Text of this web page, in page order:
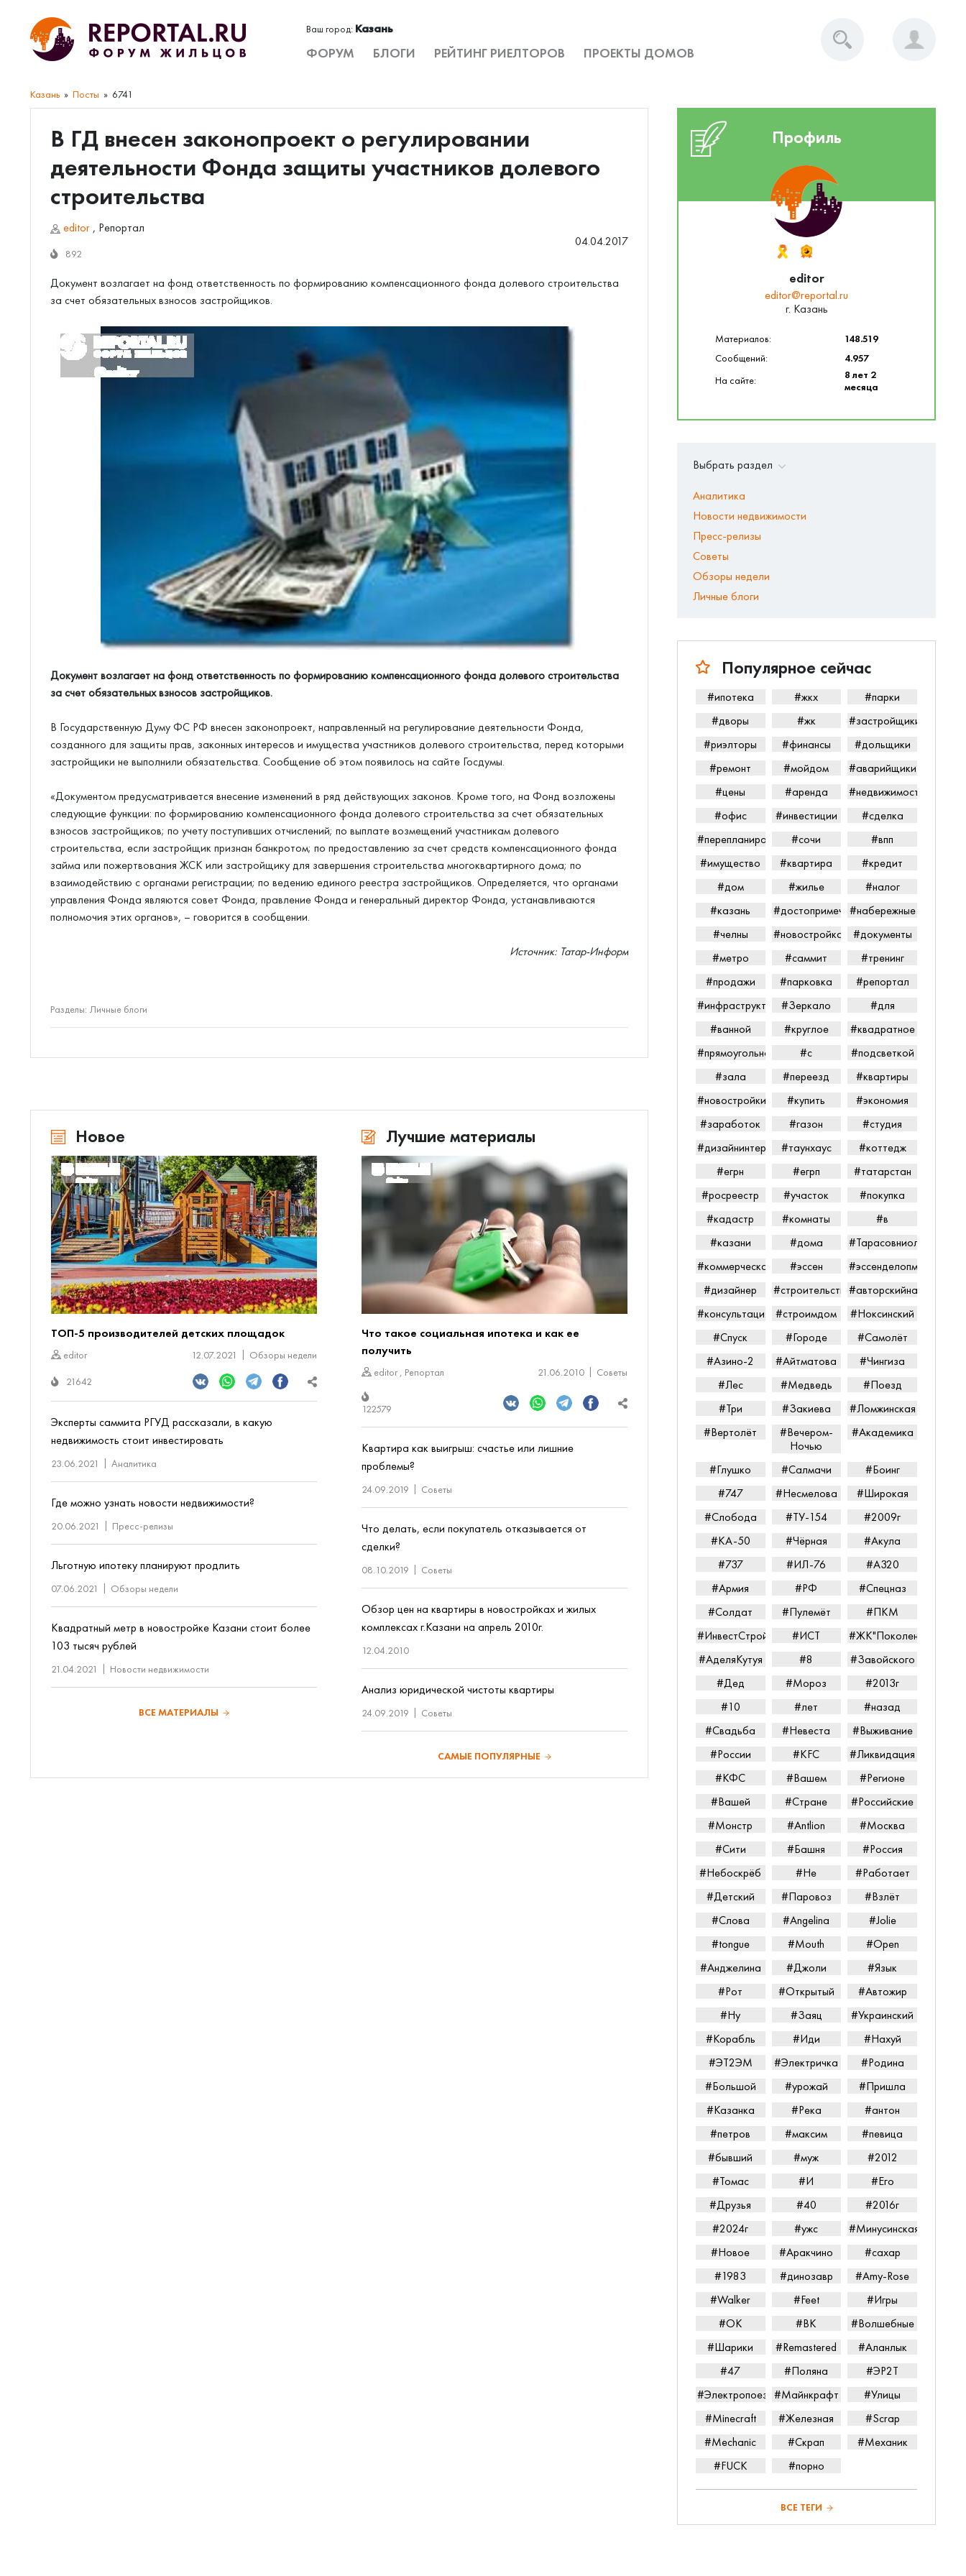
Ваш город: Казань
ФОРУМ БЛОГИ РЕЙТИНГ РИЕЛТОРОВ ПРОЕКТЫ ДОМОВ
Казань Посты 6741
В ГД внесен законопроект о регулировании
деятельности Фонда защиты участников долевого
строительства
editor , Репортал
04.04.2017
892
Документ возлагает на фонд ответственность по формированию компенсационного фонда долевого строительства
за счет обязательных взносов застройщиков.
Документ возлагает на фонд ответственность по формированию компенсационного фонда долевого строительства
за счет обязательных взносов застройщиков.
В Государственную Думу ФС РФ внесен законопроект, направленный на регулирование деятельности Фонда,
созданного для защиты прав, законных интересов и имущества участников долевого строительства, перед которыми
застройщики не выполнили обязательства. Сообщение об этом появилось на сайте Госдумы.
«Документом предусматривается внесение изменений в ряд действующих законов. Кроме того, на Фонд возложены
следующие функции: по формированию компенсационного фонда долевого строительства за счет обязательных
взносов застройщиков; по учету поступивших отчислений; по выплате возмещений участникам долевого
строительства, если застройщик признан банкротом; по предоставлению за счет средств компенсационного фонда
займа или пожертвования ЖСК или застройщику для завершения строительства многоквартирного дома; по
взаимодействию с органами регистрации; по ведению единого реестра застройщиков. Определяется, что органами
управления Фонда являются совет Фонда, правление Фонда и генеральный директор Фонда, устанавливаются
полномочия этих органов», – говорится в сообщении.
Источник: Татар-Информ
Разделы: Личные блоги
Новое
ТОП-5 производителей детских площадок
editor 12.07.2021 Обзоры недели
21642
Эксперты саммита РГУД рассказали, в какую
недвижимость стоит инвестировать
23.06.2021 Аналитика
Где можно узнать новости недвижимости?
20.06.2021 Пресс-релизы
Льготную ипотеку планируют продлить
07.06.2021 Обзоры недели
Квадратный метр в новостройке Казани стоит более
103 тысяч рублей
21.04.2021 Новости недвижимости
ВСЕ МАТЕРИАЛЫ
Лучшие материалы
Что такое социальная ипотека и как ее
получить
editor , Репортал 21.06.2010 Советы
122579
Квартира как выигрыш: счастье или лишние
проблемы?
24.09.2019 Советы
Что делать, если покупатель отказывается от
сделки?
08.10.2019 Советы
Обзор цен на квартиры в новостройках и жилых
комплексах г.Казани на апрель 2010г.
12.04.2010
Анализ юридической чистоты квартиры
24.09.2019 Советы
САМЫЕ ПОПУЛЯРНЫЕ
Профиль
editor
editor@reportal.ru
г. Казань
Материалов:
148.519
Сообщений:
4.957
На сайте:
8 лет 2
месяца
Выбрать раздел
Аналитика
Новости недвижимости
Пресс-релизы
Советы
Обзоры недели
Личные блоги
Популярное сейчас
#ипотека #жкх
#парки
#дворы
#жк
#застройщики
#риэлторы
#финансы
#дольщики
#ремонт
#мойдом
#аварийщики
#цены
#аренда
#недвижимость
#офис
#инвестиции
#сделка
#перепланировка
#сочи
#впп
#имущество
#квартира
#кредит
#дом
#жилье
#налог
#казань
#достопримечательности
#набережные
#челны
#новостройка
#документы
#метро
#саммит
#тренинг
#продажи
#парковка
#репортал
#инфраструктура#Зеркало
#для
#ванной
#круглое
#квадратное
#прямоугольное
#с
#подсветкой
#зала
#переезд
#квартиры
#новостройки
#купить
#экономия
#заработок
#газон
#студия
#дизайнинтерьера#таунхаус
#коттедж
#егрн
#егрп
#татарстан
#росреестр
#участок
#покупка
#кадастр
#комнаты
#в
#казани
#дома
#коммерческаянедвижимость
#эссен
#эссенделопмент
#дизайнер
#строительство#авторскийнадзор
#консультацияпередпокупкой
#строимдом
#Ноксинский
#Спуск
#Городе
#Самолёт
#Азино-2
#Айтматова
#Чингиза
#Лес
#Медведь
#Поезд
#Три
#Закиева
#Ломжинская
#Вертолёт
#Вечером-
Ночью
#Академика
#Глушко #Салмачи
#Боинг
#747
#Несмелова
#Широкая
#Слобода
#ТУ-154
#2009г
#КА-50
#Чёрная
#Акула
#737
#ИЛ-76
#А320
#Армия
#РФ
#Спецназ
#Солдат
#Пулемёт
#ПКМ
#ИнвестСтройТорг
#ИСТ
#ЖК"Поколение"
#АделяКутуя
#8
#Завойского
#Дед
#Мороз
#2013г
#10
#лет
#назад
#Свадьба
#Невеста
#Выживание
#России
#KFC
#Ликвидация
#КФС
#Вашем
#Регионе
#Вашей
#Стране
#Российские
#Монстр
#Antlion
#Москва
#Сити
#Башня
#Россия
#Небоскрёб
#Не
#Работает
#Детский
#Паровоз
#Взлёт
#Слова
#Angelina
#Jolie
#tongue
#Mouth
#Open
#Анджелина
#Джоли
#Язык
#Рот
#Открытый
#Автожир
#Ну
#Заяц
#Украинский
#Корабль
#Иди
#Нахуй
#ЭТ2ЭМ
#Электричка
#Родина
#Большой
#урожай
#Пришла
#Казанка
#Река
#антон
#петров
#максим
#певица
#бывший
#муж
#2012
#Томас
#И
#Его
#Друзья
#40
#2016г
#2024г
#ужс
#Минусинская
#Новое
#Аракчино
#сахар
#1983
#динозавр
#Amy-Rose
#Walker
#Feet
#Игры
#ОК
#ВК
#Волшебные
#Шарики
#Remastered
#Аланлык
#47
#Поляна
#ЭР2Т
#Электропоезд #Майнкрафт
#Улицы
#Minecraft
#Железная
#Scrap
#Mechanic
#Скрап
#Механик
#FUCK
#порно
ВСЕ ТЕГИ